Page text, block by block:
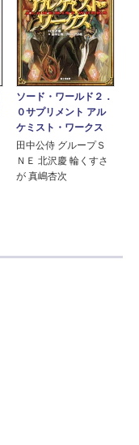
ソード・ワールド２．
０サプリメント アル
ケミスト・ワークス
田中公侍 グループＳ
ＮＥ 北沢慶 輪くすさ
が 真嶋杏次